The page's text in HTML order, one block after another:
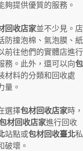
夠提供優質的服務。
回收店家並不少見。店
防撞泡棉、氣泡膜、紙
前往他們的實體店進行
務。此外，還可以向包
材料的分類和回收處
量。
選擇包材回收店家時，
材回收店家進行回收
站點或包材回收臺北私
破壞。